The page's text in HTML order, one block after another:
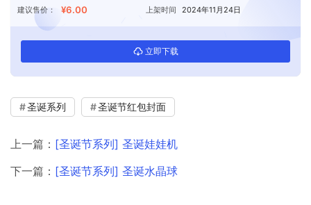
建议售价： ¥6.00 上架时间 2024年11月24日
立即下载
圣诞系列 圣诞节红包封面
上一篇： [圣诞节系列] 圣诞娃娃机
下一篇： [圣诞节系列] 圣诞水晶球